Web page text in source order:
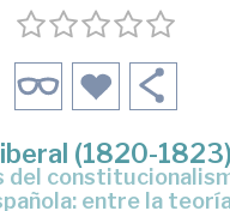
(1820-1823)
entre la